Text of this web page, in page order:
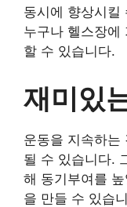
동시에 향상시킬
누구나 헬스장에
할 수 있습니다.
재미있
운동을 지속하는
될 수 있습니다.
해 동기부여를
을 만들 수 있습